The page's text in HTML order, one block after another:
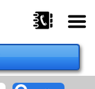
375